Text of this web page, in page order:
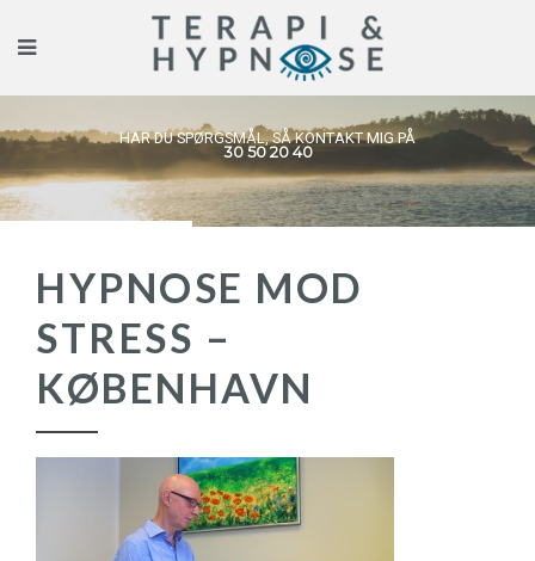
HAR DU SPØRGSMÅL, SÅ KONTAKT MIG PÅ
30 50 20 40
HYPNOSE MOD
STRESS –
KØBENHAVN